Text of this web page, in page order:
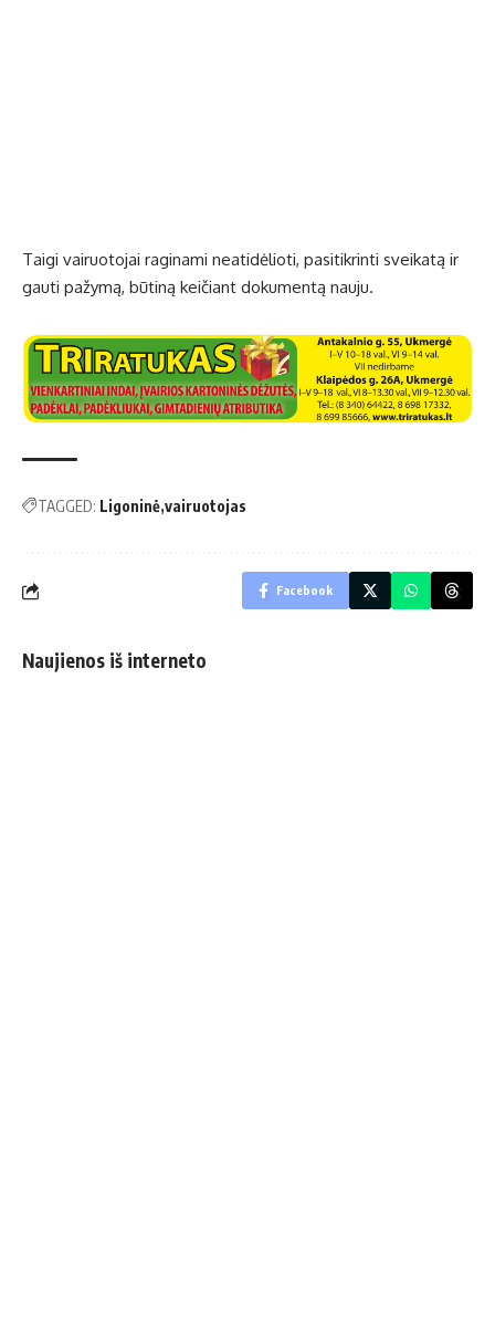
Taigi vairuotojai raginami neatidėlioti, pasitikrinti sveikatą ir
gauti pažymą, būtiną keičiant dokumentą nauju.
TAGGED: Ligoninė vairuotojas
Facebook
Naujienos iš interneto